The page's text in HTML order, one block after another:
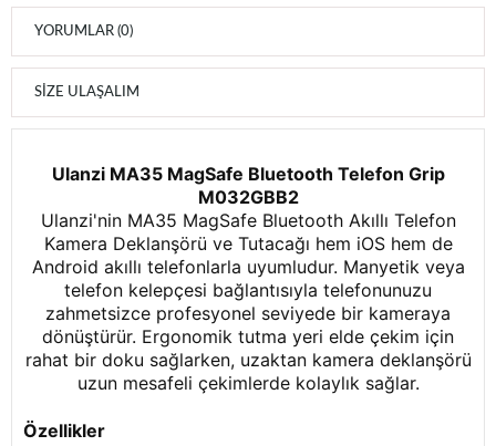
YORUMLAR (0)
SIZE ULAŞALIM
Ulanzi MA35 MagSafe Bluetooth Telefon Grip
M032GBB2
Ulanzi'nin MA35 MagSafe Bluetooth Akıllı Telefon
Kamera Deklanşörü ve Tutacağı hem iOS hem de
Android akıllı telefonlarla uyumludur. Manyetik veya
telefon kelepçesi bağlantısıyla telefonunuzu
zahmetsizce profesyonel seviyede bir kameraya
dönüştürür. Ergonomik tutma yeri elde çekim için
rahat bir doku sağlarken, uzaktan kamera deklanşörü
uzun mesafeli çekimlerde kolaylık sağlar.
Özellikler